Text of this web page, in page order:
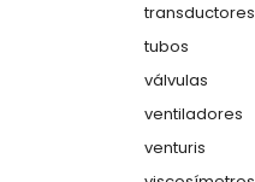
transductores
tubos
válvulas
ventiladores
venturis